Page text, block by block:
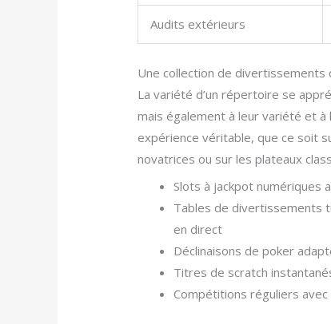
Audits extérieurs
Une collection de divertissements
La variété d’un répertoire se
mais également à leur variété et à
expérience véritable, que ce soit
novatrices ou sur les plateaux
Slots à jackpot numériques
Tables de divertissements
en direct
Déclinaisons de poker
Titres de scratch
Compétitions réguliers